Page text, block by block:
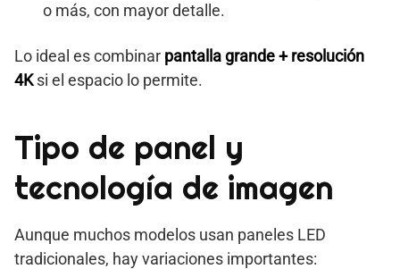
o más, con mayor detalle.
Lo ideal es combinar pantalla grande + resolución
4Ksi el espacio lo permite.
Tipo de panel y
tecnología de imagen
Aunque muchos modelos usan paneles LED
tradicionales, hay variaciones importantes: